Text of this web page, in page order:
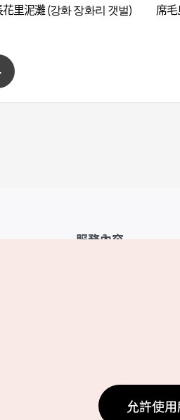
里泥灘 (강화 장화리 갯벌) 席
服務內容
位置資訊服務使用條款
個人位置資訊處理方針
允許使